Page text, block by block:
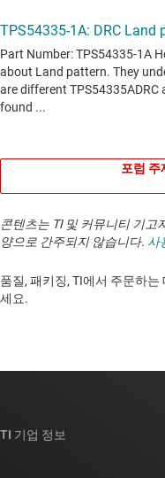
포럼 주
콘텐츠는 TI 및 커뮤니티 기고
양으로 간주되지 않습니다. 사
품질, 패키징, TI에서 주문하는
세요. ​​​​​​​​​​​​​​
TI 기업 정보